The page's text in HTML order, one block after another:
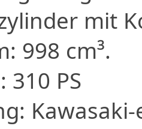
mit
998 cm³.
310 PS